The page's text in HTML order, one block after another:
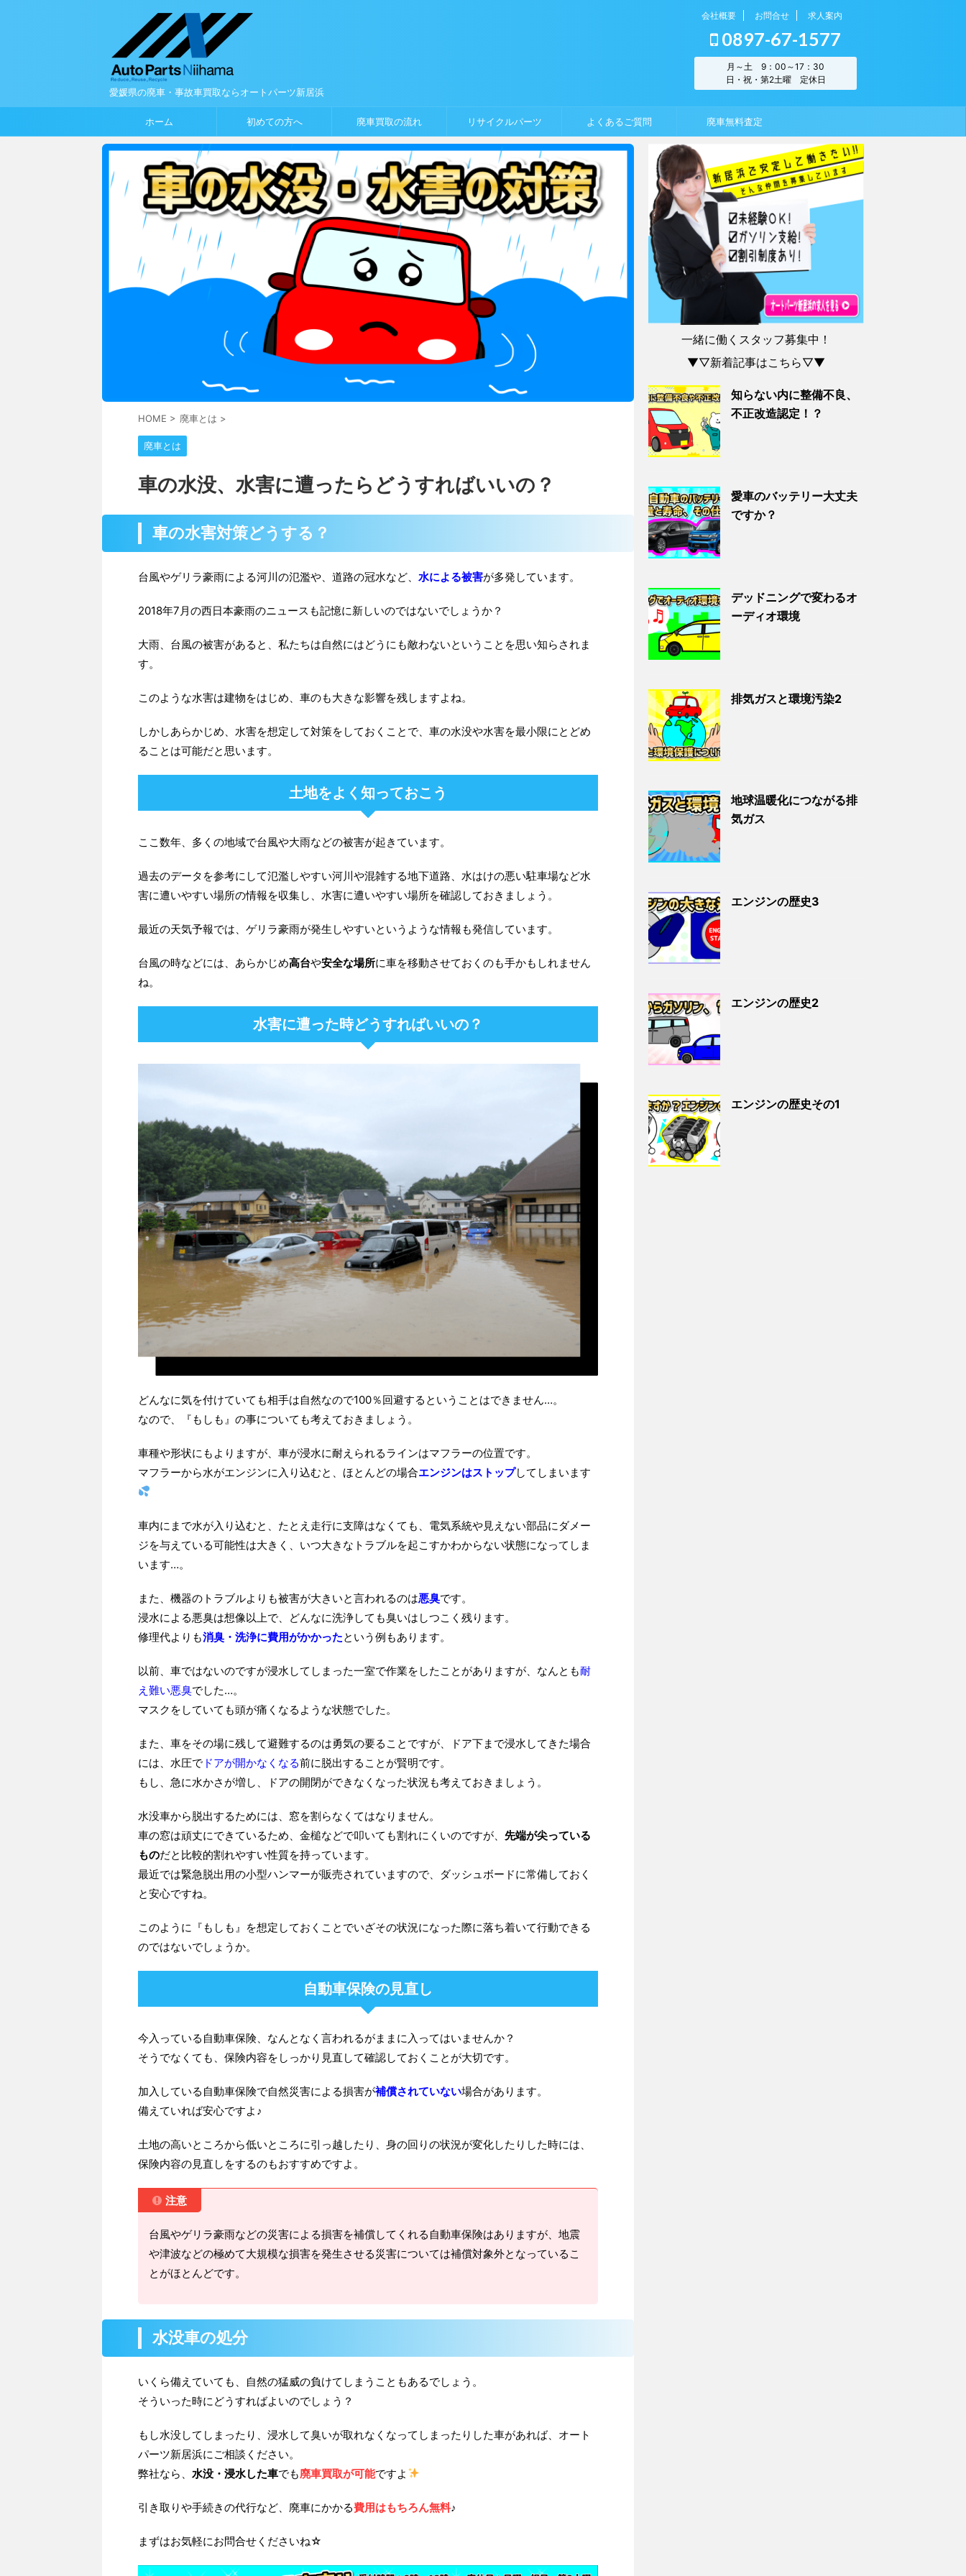
愛媛県の廃車・事故車買取ならオートパーツ新居浜
会社概要 お問合せ 求人案内
0897-67-1577
月～土 9：00～17：30
日・祝・第2土曜 定休日
ホーム 初めての方へ 廃車買取の流れ リサイクルパーツ よくあるご質問 廃車無料査定
HOME > 廃車とは >
廃車とは
車の水没、水害に遭ったらどうすればいいの？
車の水害対策どうする？
台風やゲリラ豪雨による河川の氾濫や、道路の冠水など、 水による被害が多発しています。
2018年7月の西日本豪雨のニュースも記憶に新しいのではないでしょうか？
大雨、台風の被害があると、私たちは自然にはどうにも敵わないということを思い知らされま
す。
このような水害は建物をはじめ、車のも大きな影響を残しますよね。
しかしあらかじめ、水害を想定して対策をしておくことで、車の水没や水害を最小限にとどめ
ることは可能だと思います。
土地をよく知っておこう
ここ数年、多くの地域で台風や大雨などの被害が起きています。
過去のデータを参考にして氾濫しやすい河川や混雑する地下道路、水はけの悪い駐車場など水
害に遭いやすい場所の情報を収集し、水害に遭いやすい場所を確認しておきましょう。
最近の天気予報では、ゲリラ豪雨が発生しやすいというような情報も発信しています。
台風の時などには、あらかじめ高台や安全な場所に車を移動させておくのも手かもしれません
ね。
水害に遭った時どうすればいいの？
どんなに気を付けていても相手は自然なので100％回避するということはできません…。
なので、『もしも』の事についても考えておきましょう。
車種や形状にもよりますが、車が浸水に耐えられるラインはマフラーの位置です。
マフラーから水がエンジンに入り込むと、ほとんどの場合エンジンはストップしてしまいます
車内にまで水が入り込むと、たとえ走行に支障はなくても、電気系統や見えない部品にダメー
ジを与えている可能性は大きく、いつ大きなトラブルを起こすかわからない状態になってしま
います…。
また、機器のトラブルよりも被害が大きいと言われるのは悪臭です。
浸水による悪臭は想像以上で、どんなに洗浄しても臭いはしつこく残ります。
修理代よりも消臭・洗浄に費用がかかったという例もあります。
以前、車ではないのですが浸水してしまった一室で作業をしたことがありますが、なんとも耐
え難い悪臭でした…。
マスクをしていても頭が痛くなるような状態でした。
また、車をその場に残して避難するのは勇気の要ることですが、ドア下まで浸水してきた場合
には、水圧で ドアが開かなくなる前に脱出することが賢明です。
もし、急に水かさが増し、ドアの開閉ができなくなった状況も考えておきましょう。
水没車から脱出するためには、窓を割らなくてはなりません。
車の窓は頑丈にできているため、金槌などで叩いても割れにくいのですが、 先端が尖っている
ものだと比較的割れやすい性質を持っています。
最近では緊急脱出用の小型ハンマーが販売されていますので、ダッシュボードに常備しておく
と安心ですね。
このように『もしも』を想定しておくことでいざその状況になった際に落ち着いて行動できる
のではないでしょうか。
自動車保険の見直し
今入っている自動車保険、なんとなく言われるがままに入ってはいませんか？
そうでなくても、保険内容をしっかり見直して確認しておくことが大切です。
加入している自動車保険で自然災害による損害が補償されていない場合があります。
備えていれば安心ですよ♪
土地の高いところから低いところに引っ越したり、身の回りの状況が変化したりした時には、
保険内容の見直しをするのもおすすめですよ。
注意
台風やゲリラ豪雨などの災害による損害を補償してくれる自動車保険はありますが、地震
や津波などの極めて大規模な損害を発生させる災害については補償対象外となっているこ
とがほとんどです。
水没車の処分
いくら備えていても、自然の猛威の負けてしまうこともあるでしょう。
そういった時にどうすればよいのでしょう？
もし水没してしまったり、浸水して臭いが取れなくなってしまったりした車があれば、オート
パーツ新居浜にご相談ください。
弊社なら、 水没・浸水した車でも廃車買取が可能ですよ
引き取りや手続きの代行など、廃車にかかる費用はもちろん無料♪
まずはお気軽にお問合せくださいね☆
一緒に働くスタッフ募集中！
▼▽新着記事はこちら▽▼
知らない内に整備不良、
不正改造認定！？
愛車のバッテリー大丈夫
ですか？
デッドニングで変わるオ
ーディオ環境
排気ガスと環境汚染2
地球温暖化につながる排
気ガス
エンジンの歴史3
エンジンの歴史2
エンジンの歴史その1